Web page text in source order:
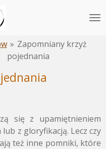
» Zapomniany krzyż
pojednania
się z upamiętnieniem
z gloryfikacją. Lecz czy
też inne pomniki, które